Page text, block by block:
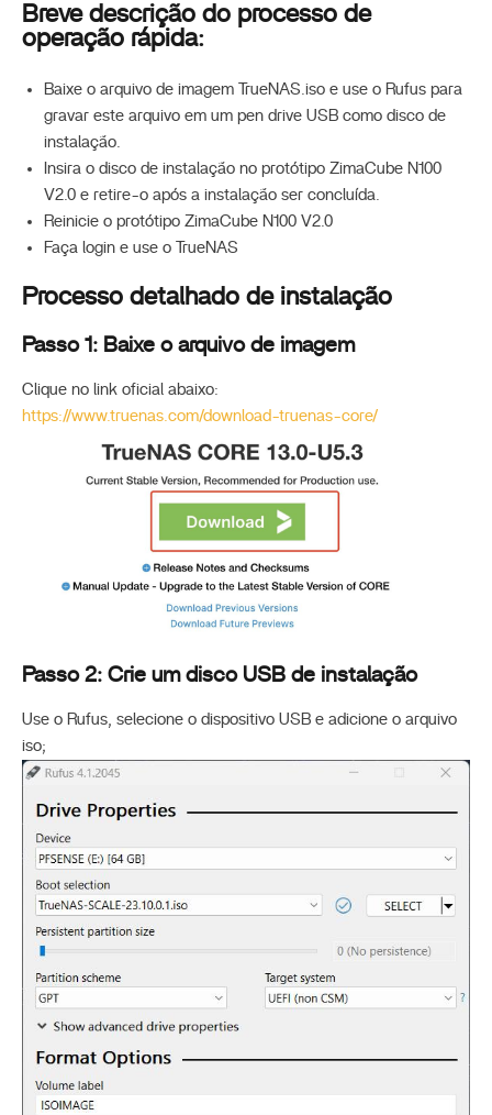
Breve descrição do processo de
operação rápida:
Baixe o arquivo de imagem TrueNAS.iso e use o Rufus para
gravar este arquivo em um pen drive USB como disco de
instalação.
Insira o disco de instalação no protótipo ZimaCube N100
V2.0 e retire-o após a instalação ser concluída.
Reinicie o protótipo ZimaCube N100 V2.0
Faça login e use o TrueNAS
Processo detalhado de instalação
Passo 1: Baixe o arquivo de imagem
Clique no link oficial abaixo:
https://www.truenas.com/download-truenas-core/
Passo 2: Crie um disco USB de instalação
Use o Rufus, selecione o dispositivo USB e adicione o arquivo
iso;